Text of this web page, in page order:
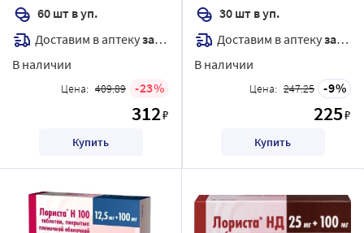
60 шт в уп.
Доставим в аптекузавтра
В наличии
Цена: 409.89 23
312₽
Купить
30 шт в уп.
Доставим в аптекузавтра
В наличии
Цена: 247.25 9
225₽
Купить